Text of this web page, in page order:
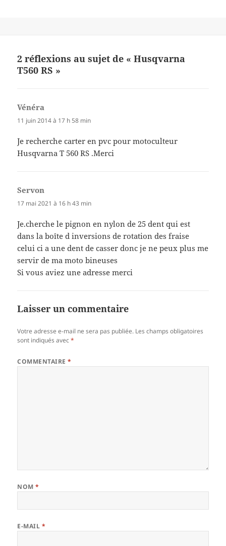
2 réflexions au sujet de « Husqvarna
T560 RS »
Vénéra
11 juin 2014 à 17 h 58 min
Je recherche carter en pvc pour motoculteur
Husqvarna T 560 RS .Merci
Servon
17 mai 2021 à 16 h 43 min
Je.cherche le pignon en nylon de 25 dent qui est
dans la boîte d inversions de rotation des fraise
celui ci a une dent de casser donc je ne peux plus me
servir de ma moto bineuses
Si vous aviez une adresse merci
Laisser un commentaire
Votre adresse e-mail ne sera pas publiée. Les champs obligatoires
sont indiqués avec*
COMMENTAIRE*
NOM*
E-MAIL *